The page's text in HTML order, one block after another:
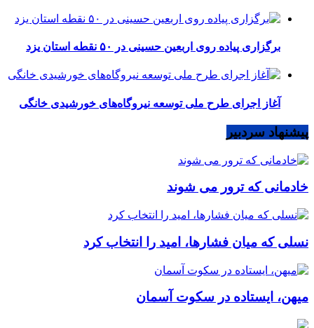
برگزاری پیاده روی اربعین حسینی در ۵۰ نقطه استان یزد
آغاز اجرای طرح ملی توسعه نیروگاه‌های خورشیدی خانگی
پیشنهاد سردبیر
خادمانی که ترور می شوند
نسلی که میان فشارها، امید را انتخاب کرد
میهن، ایستاده در سکوت آسمان